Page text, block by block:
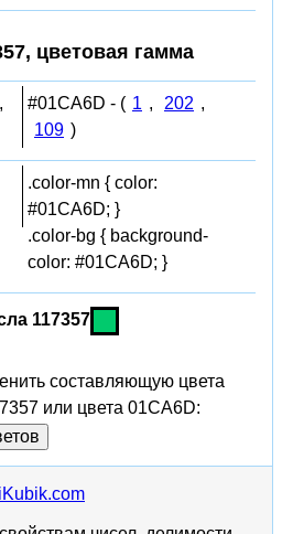
цветовая гамма
#01CA6D - ( 1 , 202 ,
109 )
.color-mn { color:
#01CA6D; }
.color-bg { background-
color: #01CA6D; }
117357
составляющую цвета
или цвета 01CA6D: